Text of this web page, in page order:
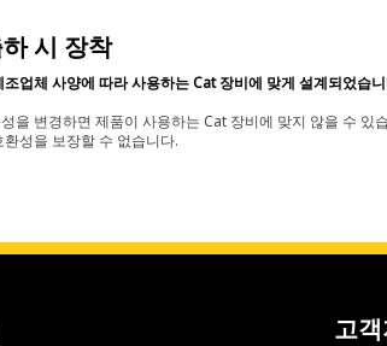
시 장착
조업체 사양에 따라 사용하는 Cat 장비에 맞게 설계되었습
을 변경하면 제품이 사용하는 Cat 장비에 맞지 않을 수
환성을 보장할 수 없습니다.
고